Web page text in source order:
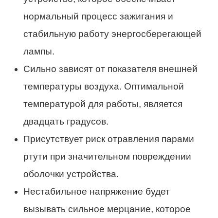
нормальный процесс зажигания и
стабильную работу энергосберегающей
лампы.
Сильно зависят от показателя внешней
температуры воздуха. Оптимальной
температурой для работы, является
двадцать градусов.
Присутствует риск отравления парами
ртути при значительном повреждении
оболочки устройства.
Нестабильное напряжение будет
вызывать сильное мерцание, которое